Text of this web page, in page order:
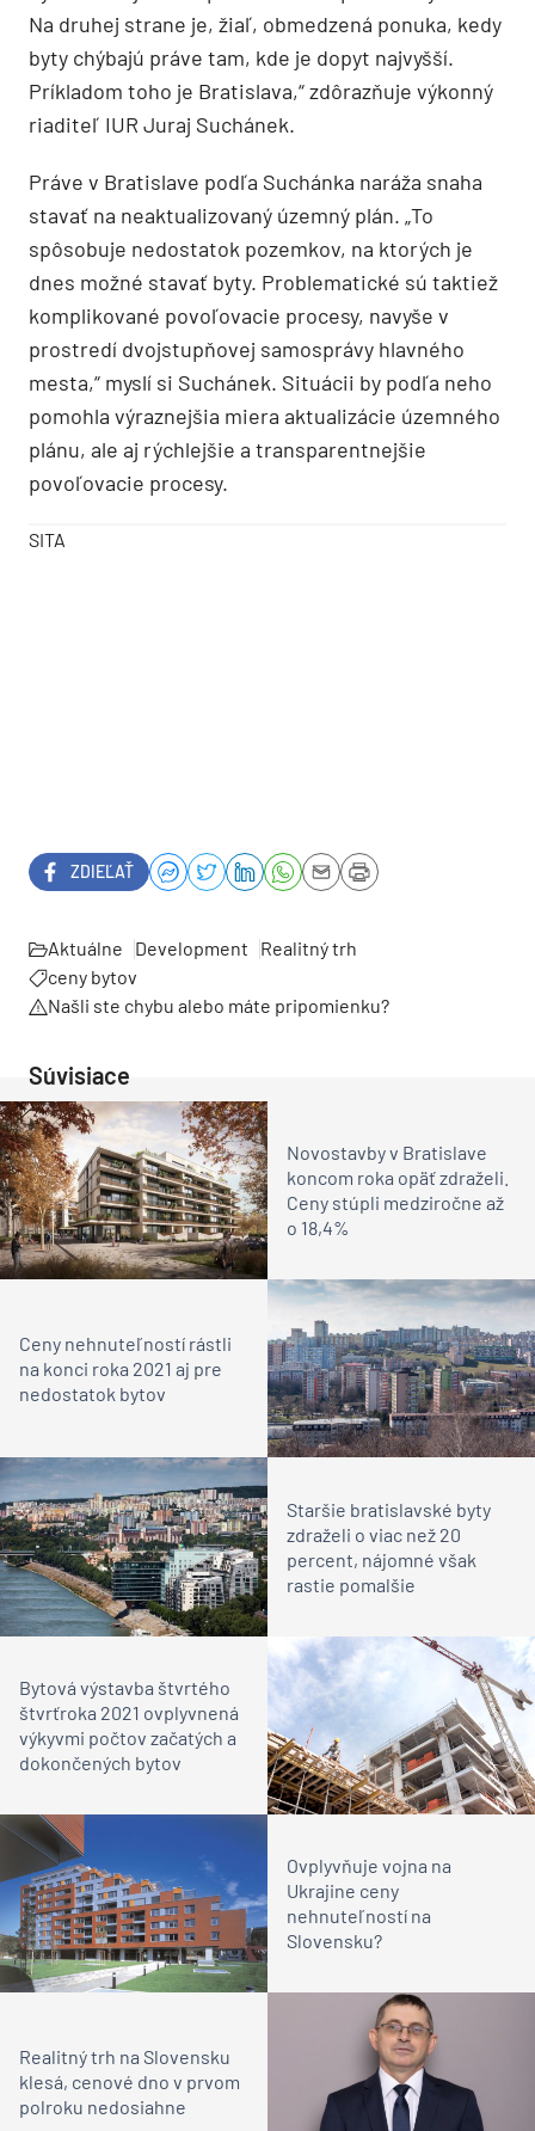
Na druhej strane je, žiaľ, obmedzená ponuka, kedy
byty chýbajú práve tam, kde je dopyt najvyšší.
Príkladom toho je Bratislava,“ zdôrazňuje výkonný
riaditeľ IUR Juraj Suchánek.
Práve v Bratislave podľa Suchánka naráža snaha
stavať na neaktualizovaný územný plán. „To
spôsobuje nedostatok pozemkov, na ktorých je
dnes možné stavať byty. Problematické sú taktiež
komplikované povoľovacie procesy, navyše v
prostredí dvojstupňovej samosprávy hlavného
mesta,“ myslí si Suchánek. Situácii by podľa neho
pomohla výraznejšia miera aktualizácie územného
plánu, ale aj rýchlejšie a transparentnejšie
povoľovacie procesy.
SITA
ZDIEĽAŤ
Aktuálne Development
Realitný trh
ceny bytov
Našli ste chybu alebo máte pripomienku?
Súvisiace
Novostavby v Bratislave
koncom roka opäť zdraželi.
Ceny stúpli medziročne až
o 18,4%
Ceny nehnuteľností rástli
na konci roka 2021 aj pre
nedostatok bytov
Staršie bratislavské byty
zdraželi o viac než 20
percent, nájomné však
rastie pomalšie
Bytová výstavba štvrtého
štvrťroka 2021 ovplyvnená
výkyvmi počtov začatých a
dokončených bytov
Ovplyvňuje vojna na
Ukrajine ceny
nehnuteľností na
Slovensku?
Realitný trh na Slovensku
klesá, cenové dno v prvom
polroku nedosiahne